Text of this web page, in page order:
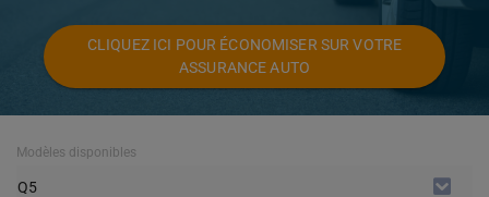
CLIQUEZ ICI POUR ÉCONOMISER SUR VOTRE
ASSURANCE AUTO
Modèles disponibles
Q5